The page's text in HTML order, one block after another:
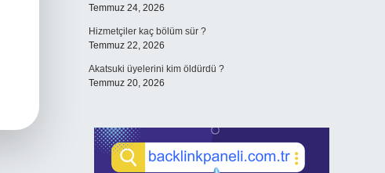
Temmuz 24, 2026
Hizmetçiler kaç bölüm sür ?
Temmuz 22, 2026
Akatsuki üyelerini kim öldürdü ?
Temmuz 20, 2026